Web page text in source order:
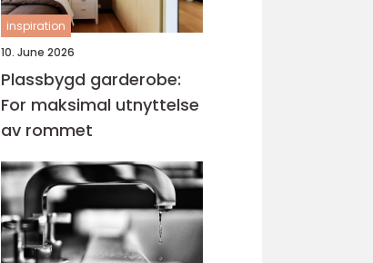
inspiration
10. June 2026
Plassbygd garderobe:
For maksimal utnyttelse
av rommet